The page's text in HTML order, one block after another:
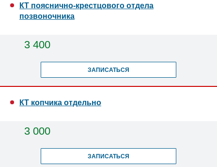
КТ пояснично-крестцового отдела
позвоночника
3 400
ЗАПИСАТЬСЯ
КТ копчика отдельно
3 000
ЗАПИСАТЬСЯ